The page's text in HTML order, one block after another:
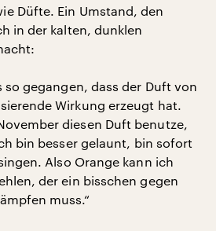
Düfte. Ein Umstand, den
in der kalten, dunklen
so gegangen, dass der Duft von
Wirkung erzeugt hat.
diesen Duft benutze,
bin besser gelaunt, bin sofort
Also Orange kann ich
der ein bisschen gegen
muss.“